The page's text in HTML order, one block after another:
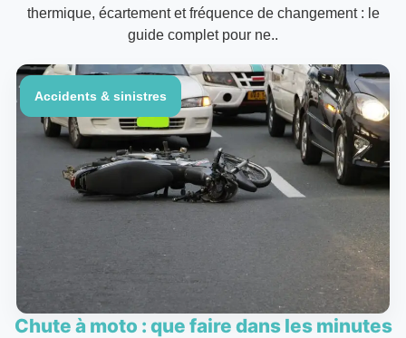
thermique, écartement et fréquence de changement : le
guide complet pour ne..
Accidents & sinistres
Chute à moto : que faire dans les minutes